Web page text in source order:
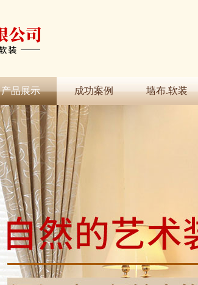
产品展示 成功案例 墙布.软装